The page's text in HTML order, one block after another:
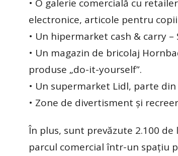
• O galerie comercială cu
electronice, articole pentru
• Un hipermarket cash & carry –
• Un magazin de bricolaj
produse „do-it-yourself”.
• Un supermarket Lidl, parte
• Zone de divertisment și
În plus, sunt prevăzute 2.100
parcul comercial într-un spațiu